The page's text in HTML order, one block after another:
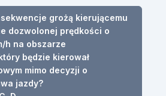
grożą kierującemu
dozwolonej prędkości o
h na obszarze
będzie kierował
mimo decyzji o
jazdy?